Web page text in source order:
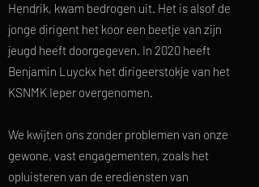
Hendrik, kwam bedrogen uit. Het is alsof de
jonge dirigent het koor een beetje van zijn
jeugd heeft doorgegeven. In 2020 heeft
Benjamin Luyckx het dirigeerstokje van het
KSNMK Ieper overgenomen.
We kwijten ons zonder problemen van onze
gewone, vast engagementen, zoals het
opluisteren van de erediensten van